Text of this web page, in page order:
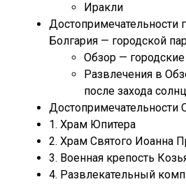
Иракли
Достопримечательности
Болгария — городской
Обзор —
Развлечeния в
после захода
Достопримечательности
1. Храм Юпитера
2. Храм Святого Иоанна
3. Военная крепость
4. Развлекательный